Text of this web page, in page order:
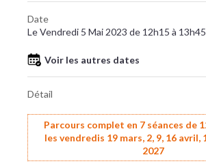
Date
Le Vendredi 5 Mai 2023 de 12h15 à 13h45
Voir les autres dates
Détail
Parcours complet en 7 séances de
les vendredis 19 mars, 2, 9, 16 avril,
2027